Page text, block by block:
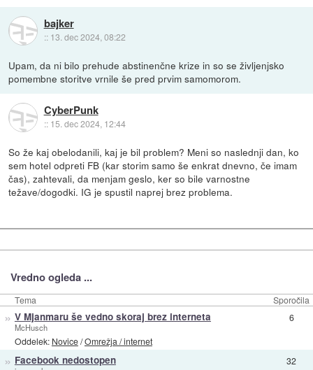
bajker
:: 13. dec 2024, 08:22
Upam, da ni bilo prehude abstinenčne krize in so se življenjsko
pomembne storitve vrnile še pred prvim samomorom.
CyberPunk
:: 15. dec 2024, 12:44
So že kaj obelodanili, kaj je bil problem? Meni so naslednji dan, ko
sem hotel odpreti FB (kar storim samo še enkrat dnevno, če imam
čas), zahtevali, da menjam geslo, ker so bile varnostne
težave/dogodki. IG je spustil naprej brez problema.
Vredno ogleda ...
Tema Sporočila
» V Mjanmaru še vedno skoraj brez interneta
McHusch
Oddelek: Novice/Omrežja / internet
6
» Facebook nedostopen 32